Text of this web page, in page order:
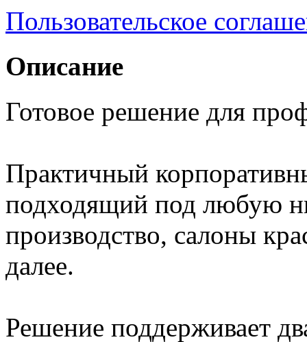
Пользовательское
Описание
Готовое решение для
Практичный
подходящий под любую
производство, салоны
далее.
Решение поддерживает